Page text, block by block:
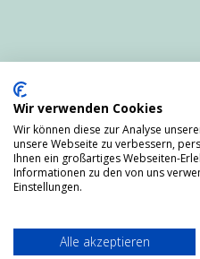
Partnervermittlung München
Partnervermittlung Stuttgart
Partnervermittlung Nürnberg
PartnervermittlungLindau
Partnervermittlung Schweiz
Partnervermittlung Österreich
Partnervermittlung
Wir arbeiten in
Wir verwenden Cookies
Wir können diese zur Analyse
unsere Webseite zu verbessern,
Ihnen ein großartiges Webseiten-
Informationen zu den von uns
Einstellungen.
Alle akzeptieren